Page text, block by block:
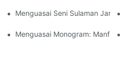
Menguasai Seni Sulaman
Menguasai Monogram: